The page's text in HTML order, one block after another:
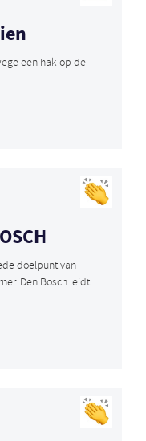
een hak op de
doelpunt van
Den Bosch leidt